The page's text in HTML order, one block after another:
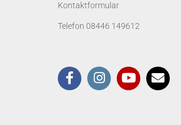
Kontaktformular
Telefon 08446 149612